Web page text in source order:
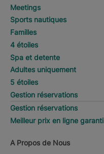
Meetings
Sports nautiques
Familles
4 étoiles
Spa et detente
Adultes uniquement
5 étoiles
Gestion réservations
Gestion réservations
Meilleur prix en ligne garanti
A Propos de Nous